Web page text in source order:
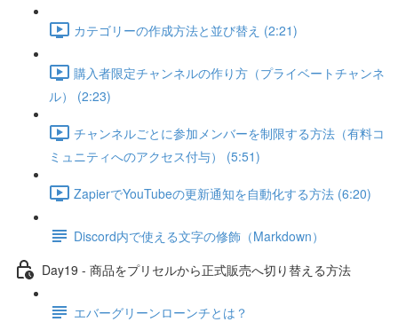
カテゴリーの作成方法と並び替え (2:21)
購入者限定チャンネルの作り方（プライベートチャンネ
ル） (2:23)
チャンネルごとに参加メンバーを制限する方法（有料コ
ミュニティへのアクセス付与） (5:51)
ZapierでYouTubeの更新通知を自動化する方法 (6:20)
Discord内で使える文字の修飾（Markdown）
Day19 - 商品をプリセルから正式販売へ切り替える方法
エバーグリーンローンチとは？